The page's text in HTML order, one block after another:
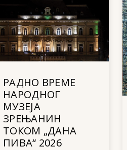
РАДНО ВРЕМЕ
НАРОДНОГ
МУЗЕЈА
ЗРЕЊАНИН
ТОКОМ „ДАНА
ПИВА“ 2026